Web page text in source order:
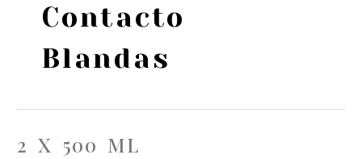
Contacto
Blandas
2 X 500 ML